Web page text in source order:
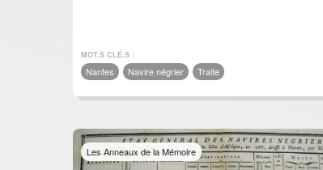
MOT.S CLÉ.S :
Nantes Navire négrier Traite
Les Anneaux de la Mémoire